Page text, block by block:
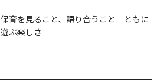
保育を見ること、語り合うこと｜ともに
遊ぶ楽しさ